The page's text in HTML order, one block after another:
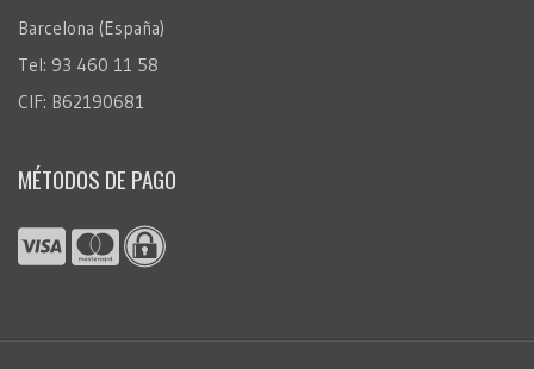
Barcelona (España)
Tel: 93 460 11 58
CIF: B62190681
MÉTODOS DE PAGO